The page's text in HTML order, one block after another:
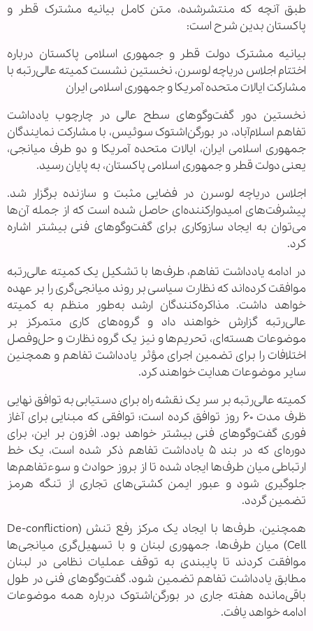
طبق آنچه که منتشرشده، متن کامل بیانیه مشترک قطر و
پاکستان بدین شرح است:
بیانیه مشترک دولت قطر و جمهوری اسلامی پاکستان درباره
اختتام اجلاس دریاچه لوسرن، نخستین نشست کمیته عالی‌رتبه با
مشارکت ایالات متحده آمریکا و جمهوری اسلامی ایران
نخستین دور گفت‌وگوهای سطح عالی در چارچوب یادداشت
تفاهم اسلام‌آباد، در بورگن‌اشتوک سوئیس، با مشارکت نمایندگان
جمهوری اسلامی ایران، ایالات متحده آمریکا و دو طرف میانجی،
یعنی دولت قطر و جمهوری اسلامی پاکستان، به پایان رسید.
اجلاس دریاچه لوسرن در فضایی مثبت و سازنده برگزار شد.
پیشرفت‌های امیدوارکننده‌ای حاصل شده است که از جمله آن‌ها
می‌توان به ایجاد سازوکاری برای گفت‌وگوهای فنی بیشتر اشاره
کرد.
در ادامه یادداشت تفاهم، طرف‌ها با تشکیل یک کمیته عالی‌رتبه
موافقت کرده‌اند که نظارت سیاسی بر روند میانجی‌گری را بر عهده
خواهد داشت. مذاکره‌کنندگان ارشد به‌طور منظم به کمیته
عالی‌رتبه گزارش خواهند داد و گروه‌های کاری متمرکز بر
موضوعات هسته‌ای، تحریم‌ها و نیز یک گروه نظارت و حل‌وفصل
اختلافات را برای تضمین اجرای مؤثر یادداشت تفاهم و همچنین
سایر موضوعات هدایت خواهند کرد.
کمیته عالی‌رتبه بر سر یک نقشه راه برای دستیابی به توافق نهایی
ظرف مدت ۶۰ روز توافق کرده است؛ توافقی که مبنایی برای آغاز
فوری گفت‌وگوهای فنی بیشتر خواهد بود. افزون بر این، برای
دوره‌ای که در بند ۵ یادداشت تفاهم ذکر شده است، یک خط
ارتباطی میان طرف‌ها ایجاد شده تا از بروز حوادث و سوءتفاهم‌ها
جلوگیری شود و عبور ایمن کشتی‌های تجاری از تنگه هرمز
تضمین گردد.
همچنین، طرف‌ها با ایجاد یک مرکز رفع تنش (De-confliction
Cell) میان طرف‌ها، جمهوری لبنان و با تسهیل‌گری میانجی‌ها
موافقت کردند تا پایبندی به توقف عملیات نظامی در لبنان
مطابق یادداشت تفاهم تضمین شود. گفت‌وگوهای فنی در طول
باقی‌مانده هفته جاری در بورگن‌اشتوک درباره همه موضوعات
ادامه خواهد یافت.